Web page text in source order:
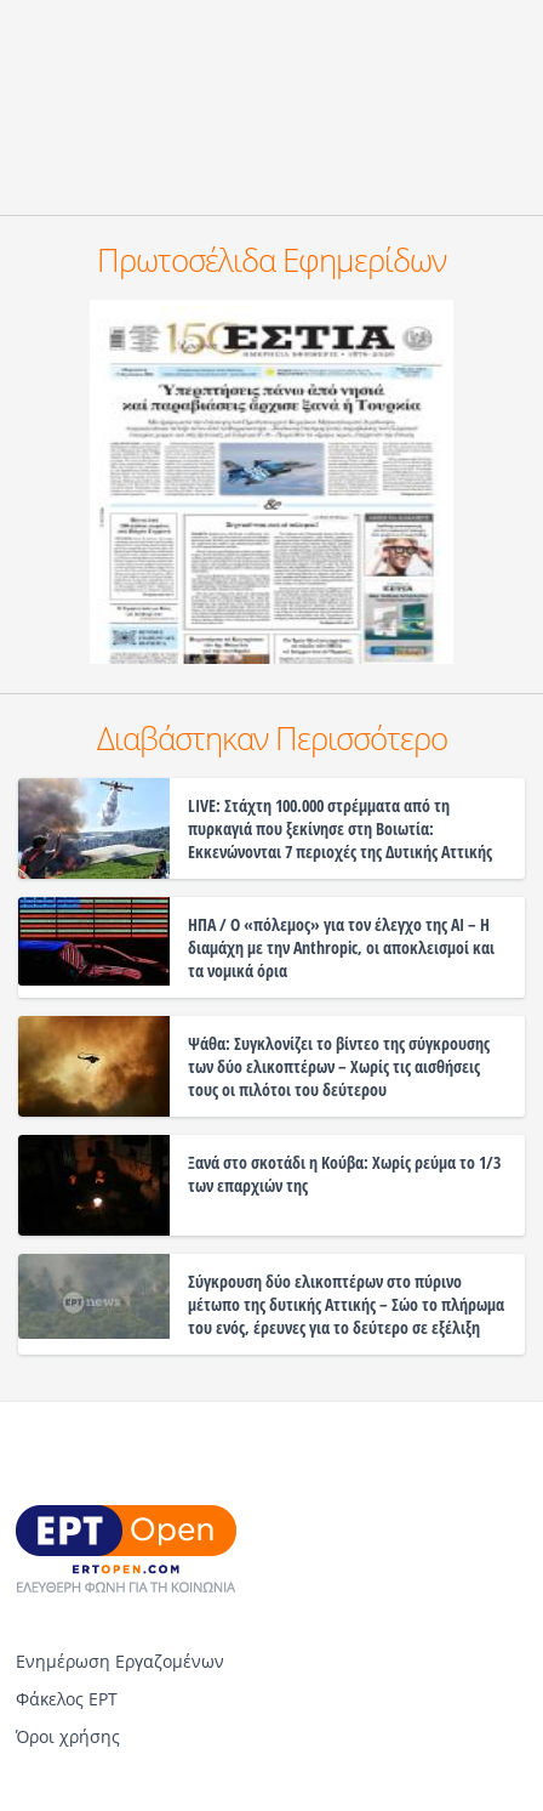
Πρωτοσέλιδα Εφημερίδων
Διαβάστηκαν Περισσότερο
LIVE: Στάχτη 100.000 στρέμματα από τη
πυρκαγιά που ξεκίνησε στη Βοιωτία:
Εκκενώνονται 7 περιοχές της Δυτικής Αττικής
ΗΠΑ / Ο «πόλεμος» για τον έλεγχο της ΑΙ – Η
διαμάχη με την Anthropic, οι αποκλεισμοί και
τα νομικά όρια
Ψάθα: Συγκλονίζει το βίντεο της σύγκρουσης
των δύο ελικοπτέρων – Χωρίς τις αισθήσεις
τους οι πιλότοι του δεύτερου
Ξανά στο σκοτάδι η Κούβα: Χωρίς ρεύμα το 1/3
των επαρχιών της
Σύγκρουση δύο ελικοπτέρων στο πύρινο
μέτωπο της δυτικής Αττικής – Σώο το πλήρωμα
του ενός, έρευνες για το δεύτερο σε εξέλιξη
Ενημέρωση Εργαζομένων
Φάκελος ΕΡΤ
Όροι χρήσης